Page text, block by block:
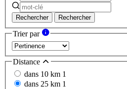
Rechercher Rechercher
Trier par
Distance
dans 10 km 1
dans 25 km 1